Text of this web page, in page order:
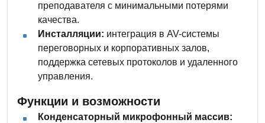
преподавателя с минимальными потерями
качества.
Инсталляции: интеграция в AV-системы
переговорных и корпоративных залов,
поддержка сетевых протоколов и удаленного
управления.
Функции и возможности
Конденсаторный микрофонный массив: